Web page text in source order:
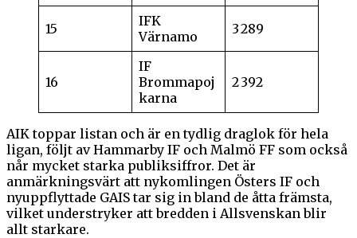
15
IFK
Värnamo
3 289
16
IF
Brommapoj
karna
2 392
AIK toppar listan och är en tydlig draglok för hela
ligan, följt av Hammarby IF och Malmö FF som också
når mycket starka publiksiffror. Det är
anmärkningsvärt att nykomlingen Östers IF och
nyuppflyttade GAIS tar sig in bland de åtta främsta,
vilket understryker att bredden i Allsvenskan blir
allt starkare.